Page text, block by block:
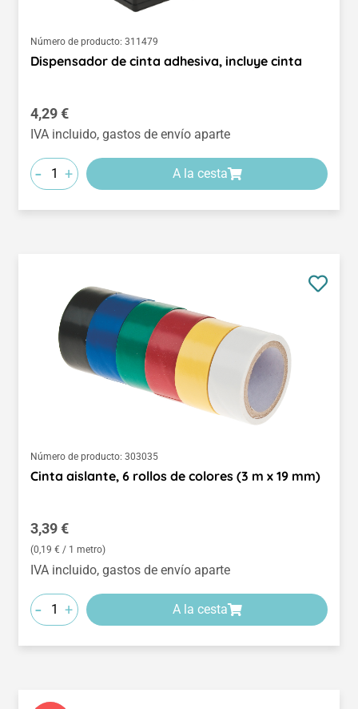
Número de producto: 311479
Dispensador de cinta adhesiva, incluye cinta
Precio normal:
4,29 €
IVA incluido, gastos de envío aparte
- + A la cesta
Número de producto: 303035
Cinta aislante, 6 rollos de colores (3 m x 19 mm)
Precio normal:
3,39 €
(0,19 € / 1 metro)
IVA incluido, gastos de envío aparte
- + A la cesta